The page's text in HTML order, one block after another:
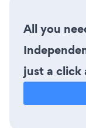
All you
just a click